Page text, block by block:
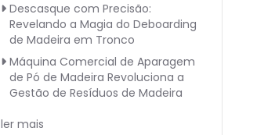
Descasque com Precisão:
Revelando a Magia do Deboarding
de Madeira em Tronco
Máquina Comercial de Aparagem
de Pó de Madeira Revoluciona a
Gestão de Resíduos de Madeira
ler mais